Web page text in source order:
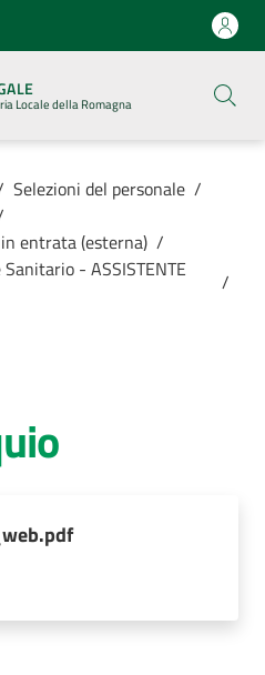
Locale della Romagna
Selezioni del personale /
entrata (esterna) /
- ASSISTENTE
/